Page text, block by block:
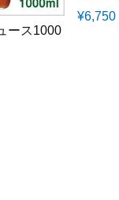
ース1000
¥6,750